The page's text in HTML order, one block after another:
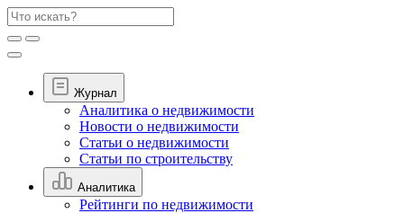
Журнал
Аналитика о недвижимости
Новости о недвижимости
Статьи о недвижимости
Статьи по строительству
Аналитика
Рейтинги по недвижимости